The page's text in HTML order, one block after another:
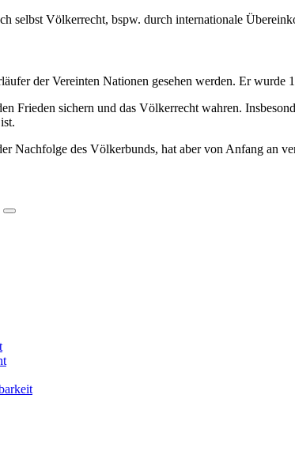
selbst Völkerrecht, bspw. durch internationale
der Vereinten Nationen gesehen werden. Er wurde
Frieden sichern und das Völkerrecht wahren.
Nachfolge des Völkerbunds, hat aber von Anfang an
Suchen